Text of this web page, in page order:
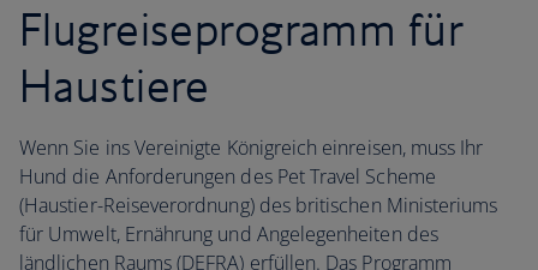
Flugreiseprogramm für
Haustiere
Wenn Sie ins Vereinigte Königreich einreisen, muss Ihr
Hund die Anforderungen des Pet Travel Scheme
(Haustier-Reiseverordnung) des britischen Ministeriums
für Umwelt, Ernährung und Angelegenheiten des
ländlichen Raums (DEFRA) erfüllen. Das Programm